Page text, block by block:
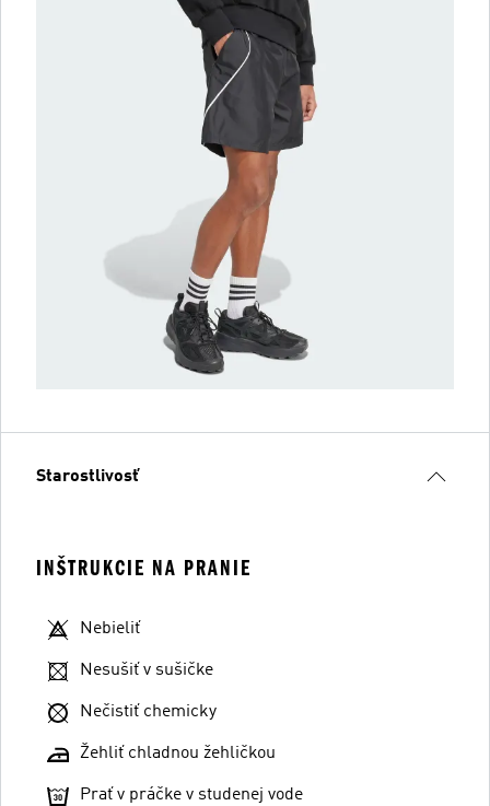
Starostlivosť
INŠTRUKCIE NA PRANIE
Nebieliť
Nesušiť v sušičke
Nečistiť chemicky
Žehliť chladnou žehličkou
Prať v práčke v studenej vode